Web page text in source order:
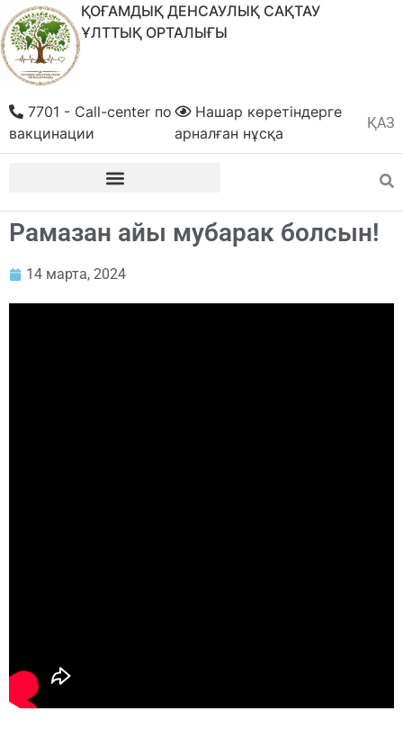
ҚОҒАМДЫҚ ДЕНСАУЛЫҚ САҚТАУ
ҰЛТТЫҚ ОРТАЛЫҒЫ
ҚАЗ
РУС
Нашар көретіндерге
арналған нұсқа
7701 - Call-center по
вакцинации
Рамазан айы мубарак болсын!
14 марта, 2024